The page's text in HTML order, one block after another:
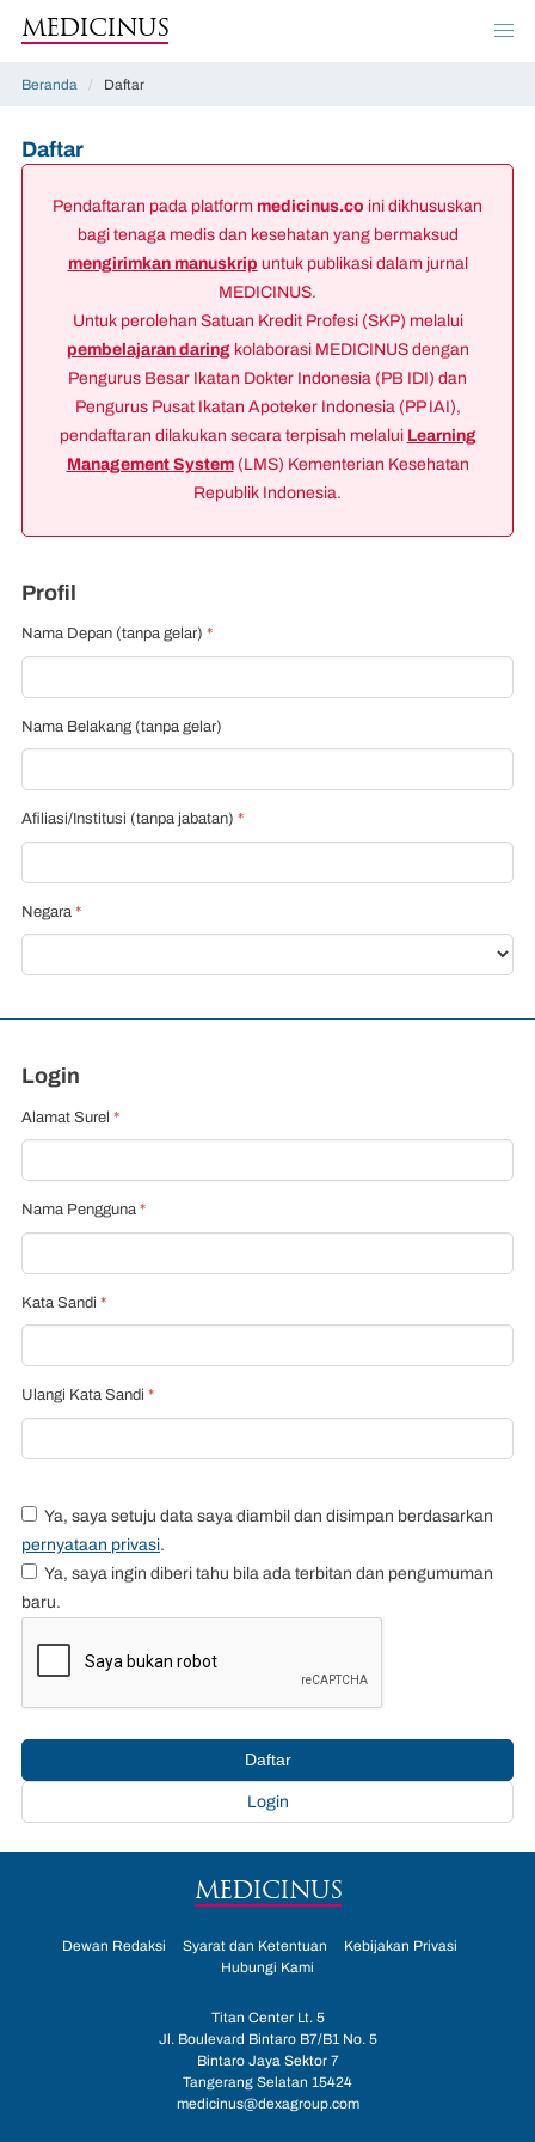
MEDICINUS
Beranda / Daftar
Daftar
Pendaftaran pada platformmedicinus.co ini dikhususkan
bagi tenaga medis dan kesehatan yang bermaksud
mengirimkan manuskripuntuk publikasi dalam jurnal
MEDICINUS.
Untuk perolehan Satuan Kredit Profesi (SKP) melalui
pembelajaran daringkolaborasi MEDICINUS dengan
Pengurus Besar Ikatan Dokter Indonesia (PB IDI) dan
Pengurus Pusat Ikatan Apoteker Indonesia (PP IAI),
pendaftaran dilakukan secara terpisah melaluiLearning
Management System(LMS) Kementerian Kesehatan
Republik Indonesia.
Profil
Nama Depan (tanpa gelar) *
Nama Belakang (tanpa gelar)
Afiliasi/Institusi (tanpa jabatan) *
Negara*
Login
Alamat Surel *
Nama Pengguna*
Kata Sandi *
Ulangi Kata Sandi *
Ya, saya setuju data saya diambil dan disimpan berdasarkan
pernyataan privasi.
Ya, saya ingin diberi tahu bila ada terbitan dan pengumuman
baru.
Daftar
Login
MEDICINUS
Dewan Redaksi Syarat dan Ketentuan
Kebijakan Privasi
Hubungi Kami
Titan Center Lt. 5
Jl. Boulevard Bintaro B7/B1 No. 5
Bintaro Jaya Sektor 7
Tangerang Selatan 15424
medicinus@dexagroup.com